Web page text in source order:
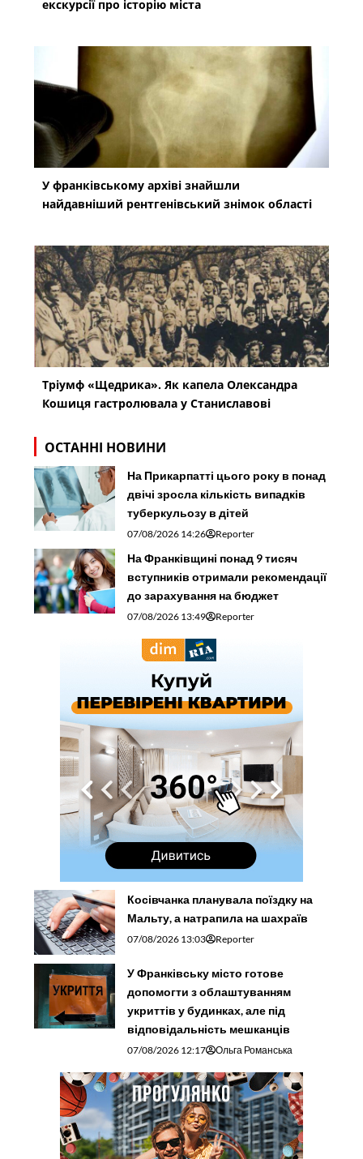
екскурсії про історію міста
У франківському архіві знайшли
найдавніший рентгенівський знімок області
Тріумф «Щедрика». Як капела Олександра
Кошиця гастролювала у Станиславові
ОСТАННІ НОВИНИ
На Прикарпатті цього року в понад
двічі зросла кількість випадків
туберкульозу в дітей
07/08/2026 14:26 Reporter
На Франківщині понад 9 тисяч
вступників отримали рекомендації
до зарахування на бюджет
07/08/2026 13:49 Reporter
Косівчанка планувала поїздку на
Мальту, а натрапила на шахраїв
07/08/2026 13:03 Reporter
У Франківську місто готове
допомогти з облаштуванням
укриттів у будинках, але під
відповідальність мешканців
07/08/2026 12:17 Ольга Романська